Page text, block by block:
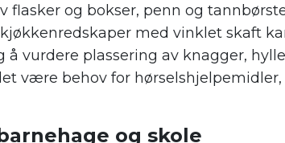
flasker og bokser, penn og
med vinklet skaft
vurdere plassering av knagger,
være behov for
og skole